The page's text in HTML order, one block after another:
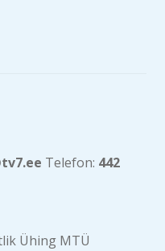
Telefon: 442
Ühing MTÜ